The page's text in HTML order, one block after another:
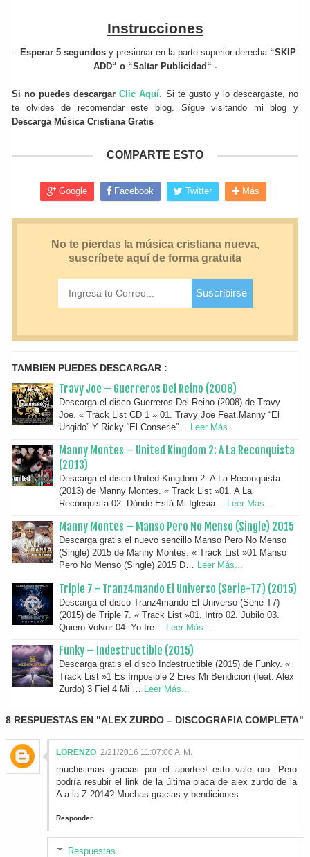
Instrucciones
- Esperar 5 segundosy presionar en la parte superior derecha “SKIP
ADD“ o “Saltar Publicidad“ -
Si no puedes descargarClic Aquí. Si te gusto y lo descargaste, no
te olvides de recomendar este blog. Sígue visitando mi blog y
Descarga Música Cristiana Gratis
COMPARTE ESTO
Google Facebook Twitter Más
TAMBIEN PUEDES DESCARGAR :
Travy Joe – Guerreros Del Reino (2008)
Descarga el disco Guerreros Del Reino (2008) de Travy
Joe. « Track List CD 1 » 01. Travy Joe Feat.Manny “El
Ungido” Y Ricky “El Conserje”…
Leer Más...
Manny Montes – United Kingdom 2: A La Reconquista
(2013)
Descarga el disco United Kingdom 2: A La Reconquista
(2013) de Manny Montes. « Track List »01. A La
Reconquista 02. Dónde Está Mi Iglesia… Leer Más...
Manny Montes – Manso Pero No Menso (Single) 2015
Descarga gratis el nuevo sencillo Manso Pero No Menso
(Single) 2015 de Manny Montes. « Track List »01 Manso
Pero No Menso (Single) 2015 D… Leer Más...
Triple 7 - Tranz4mando El Universo (Serie-T7) (2015)
Descarga el disco Tranz4mando El Universo (Serie-T7)
(2015) de Triple 7. « Track List »01. Intro 02. Jubilo 03.
Quiero Volver 04. Yo Ire…
Leer Más...
Funky – Indestructible (2015)
Descarga gratis el disco Indestructible (2015) de Funky. «
Track List »1 Es Imposible 2 Eres Mi Bendicion (feat. Alex
Zurdo) 3 Fiel 4 Mi …
Leer Más...
8 RESPUESTAS EN "ALEX ZURDO – DISCOGRAFIA COMPLETA"
LORENZO 2/21/2016 11:07:00 A. M.
muchisimas gracias por el aportee! esto vale oro. Pero
podría resubir el link de la última placa de alex zurdo de la
A a la Z 2014? Muchas gracias y bendiciones
Responder
Respuestas